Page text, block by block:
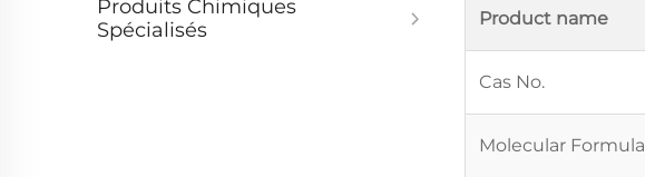
Produits Chimiques
Spécialisés
Product name
Cas No.
Molecular Formula